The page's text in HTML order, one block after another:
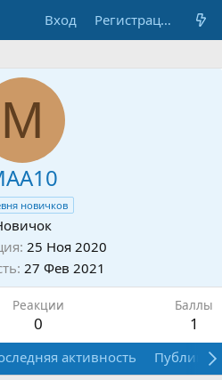
Вход Регистрация
M
новичков
25 Ноя 2020
27 Фев 2021
Реакции
0
Баллы
1
активность